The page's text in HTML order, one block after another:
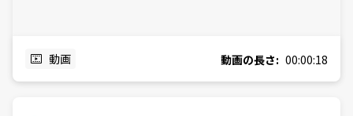
動画 動画の長さ: 00:00:18